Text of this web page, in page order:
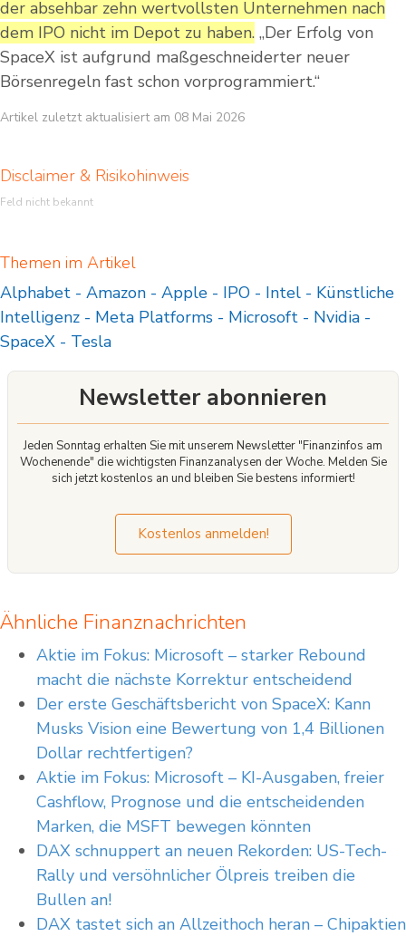
der absehbar zehn wertvollsten Unternehmen nach
dem IPO nicht im Depot zu haben. „Der Erfolg von
SpaceX ist aufgrund maßgeschneiderter neuer
Börsenregeln fast schon vorprogrammiert.“
Artikel zuletzt aktualisiert am 08 Mai 2026
Disclaimer & Risikohinweis
Feld nicht bekannt
Themen im Artikel
Alphabet - Amazon - Apple - IPO - Intel - Künstliche
Intelligenz - Meta Platforms - Microsoft - Nvidia -
SpaceX - Tesla
Newsletter abonnieren
Jeden Sonntag erhalten Sie mit unserem Newsletter "Finanzinfos am
Wochenende" die wichtigsten Finanzanalysen der Woche. Melden Sie
sich jetzt kostenlos an und bleiben Sie bestens informiert!
Kostenlos anmelden!
Ähnliche Finanznachrichten
Aktie im Fokus: Microsoft – starker Rebound
macht die nächste Korrektur entscheidend
Der erste Geschäftsbericht von SpaceX: Kann
Musks Vision eine Bewertung von 1,4 Billionen
Dollar rechtfertigen?
Aktie im Fokus: Microsoft – KI-Ausgaben, freier
Cashflow, Prognose und die entscheidenden
Marken, die MSFT bewegen könnten
DAX schnuppert an neuen Rekorden: US-Tech-
Rally und versöhnlicher Ölpreis treiben die
Bullen an!
DAX tastet sich an Allzeithoch heran – Chipaktien